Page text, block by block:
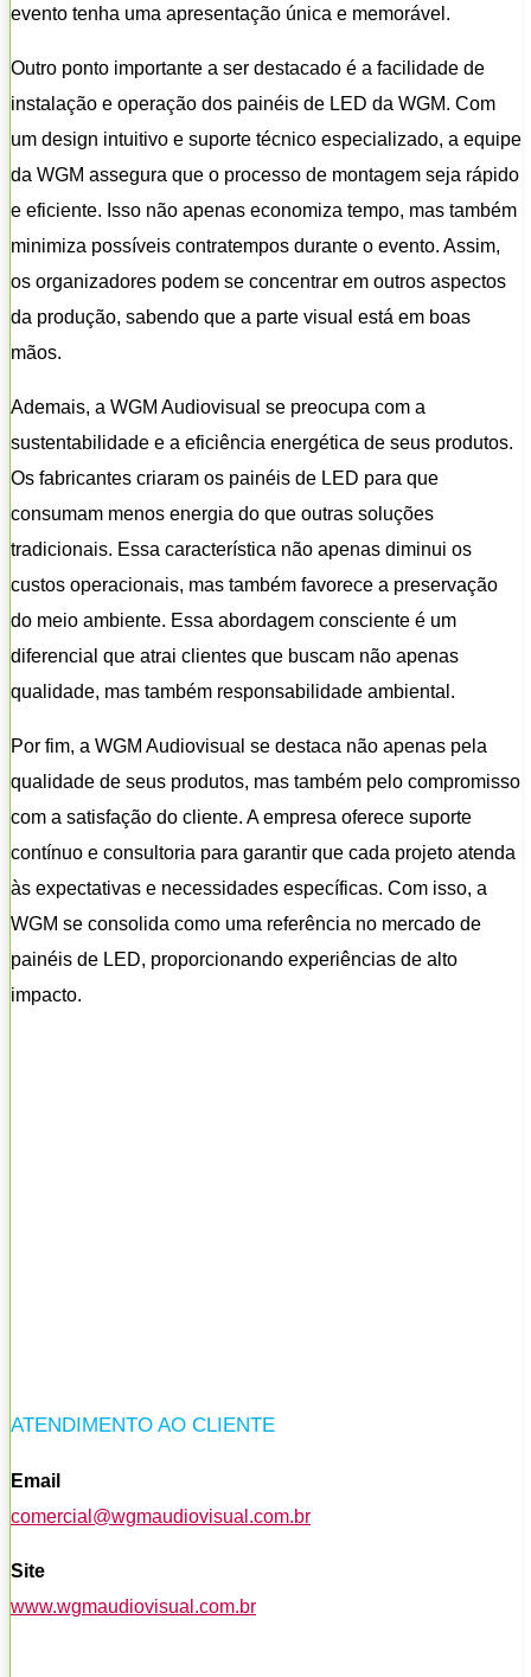
evento tenha uma apresentação única e memorável.
Outro ponto importante a ser destacado é a facilidade de
instalação e operação dos painéis de LED da WGM. Com
um design intuitivo e suporte técnico especializado, a equipe
da WGM assegura que o processo de montagem seja rápido
e eficiente. Isso não apenas economiza tempo, mas também
minimiza possíveis contratempos durante o evento. Assim,
os organizadores podem se concentrar em outros aspectos
da produção, sabendo que a parte visual está em boas
mãos.
Ademais, a WGM Audiovisual se preocupa com a
sustentabilidade e a eficiência energética de seus produtos.
Os fabricantes criaram os painéis de LED para que
consumam menos energia do que outras soluções
tradicionais. Essa característica não apenas diminui os
custos operacionais, mas também favorece a preservação
do meio ambiente. Essa abordagem consciente é um
diferencial que atrai clientes que buscam não apenas
qualidade, mas também responsabilidade ambiental.
Por fim, a WGM Audiovisual se destaca não apenas pela
qualidade de seus produtos, mas também pelo compromisso
com a satisfação do cliente. A empresa oferece suporte
contínuo e consultoria para garantir que cada projeto atenda
às expectativas e necessidades específicas. Com isso, a
WGM se consolida como uma referência no mercado de
painéis de LED, proporcionando experiências de alto
impacto.
ATENDIMENTO AO CLIENTE
Email
comercial@wgmaudiovisual.com.br
Site
www.wgmaudiovisual.com.br